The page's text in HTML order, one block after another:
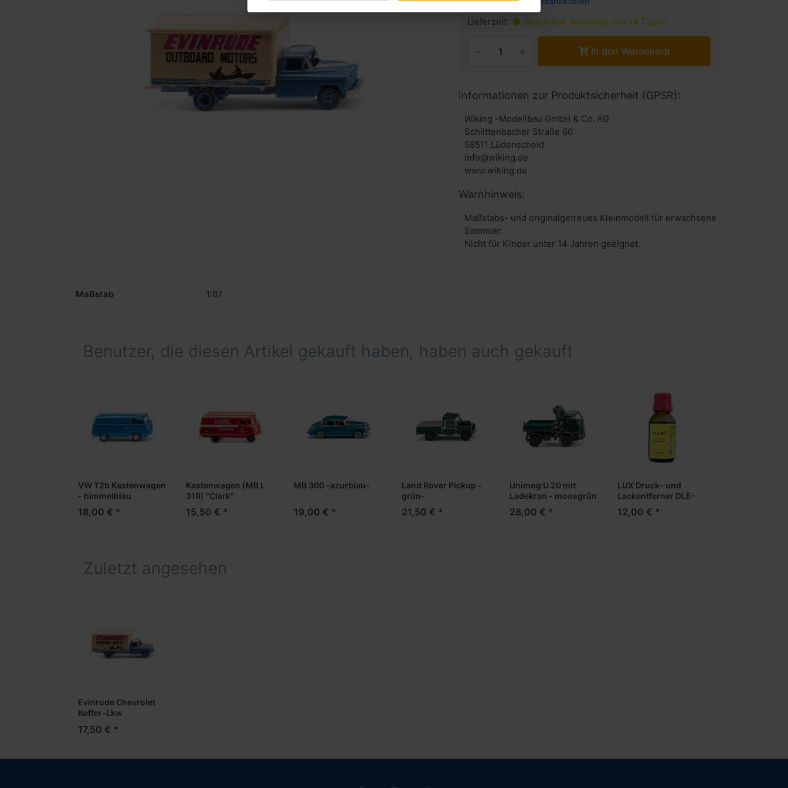
Lieferzeit: Bestellbar innerhalb von 14 Tagen
In den Warenkorb
Informationen zur Produktsicherheit (GPSR):
Wiking -Modellbau GmbH & Co. KG
Schlittenbacher Straße 60
58511 Lüdenscheid
info@wiking.de
www.wiking.de
Warnhinweis:
Maßstabs- und originalgetreues Kleinmodell für erwachsene
Sammler.
Nicht für Kinder unter 14 Jahren geeignet.
Maßstab 1:87
Benutzer, die diesen Artikel gekauft haben, haben auch gekauft
VW T2b Kastenwagen
- himmelblau
18,00 € *
Kastenwagen (MB L
319) "Clark"
15,50 € *
MB 300 -azurblau-
19,00 € *
Land Rover Pickup -
grün-
21,50 € *
Unimog U 20 mit
Ladekran - moosgrün
28,00 € *
LUX Druck- und
Lackentferner DLE-
90, 100 ml
12,00 € *
Zuletzt angesehen
Evinrude Chevrolet
Koffer-Lkw
17,50 € *